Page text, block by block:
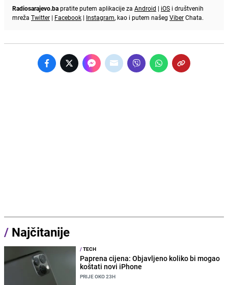
Radiosarajevo.bapratite putem aplikacije za Android | iOS i društvenih
mreža Twitter | Facebook | Instagram, kao i putem našeg ViberChata.
/ Najčitanije
/TECH
Paprena cijena: Objavljeno koliko bi mogao
koštati novi iPhone
PRIJE OKO 23H